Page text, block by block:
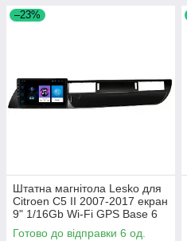
–23%
Штатна магнітола Lesko для
Citroen C5 II 2007-2017 екран
9" 1/16Gb Wi-Fi GPS Base 6
шт.
Готово до відправки 6 од.